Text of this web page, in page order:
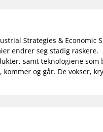
Strategies & Economic
endrer seg stadig raskere.
samt teknologiene som
og går. De vokser,